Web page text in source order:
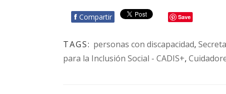
f Compartir Save
TAGS: personas con discapacidad,
para la Inclusión Social - CADIS+,